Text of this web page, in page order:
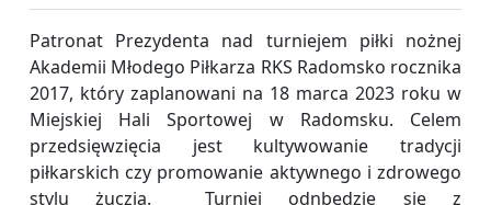
Patronat Prezydenta nad turniejem piłki nożnej
Akademii Młodego Piłkarza RKS Radomsko rocznika
2017, który zaplanowani na 18 marca 2023 roku w
Miejskiej Hali Sportowej w Radomsku. Celem
przedsięwzięcia jest kultywowanie tradycji
piłkarskich czy promowanie aktywnego i zdrowego
stylu żuczia. Turniej odnbędzie się z